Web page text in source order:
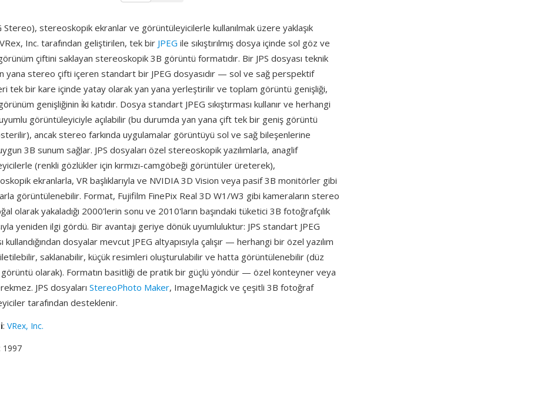
Stereo), stereoskopik ekranlar ve görüntüleyicilerle kullanılmak üzere yaklaşık
Inc. tarafından geliştirilen, tek bir JPEG ile sıkıştırılmış dosya içinde sol göz ve
çiftini saklayan stereoskopik 3B görüntü formatıdır. Bir JPS dosyası teknik
yana stereo çifti içeren standart bir JPEG dosyasıdır — sol ve sağ perspektif
tek bir kare içinde yatay olarak yan yana yerleştirilir ve toplam görüntü genişliği,
genişliğinin i̇ki katıdır. Dosya standart JPEG sıkıştırması kullanır ve herhangi
görüntüleyiciyle açılabilir (bu durumda yan yana çift tek bir geniş görüntü
ancak stereo farkında uygulamalar görüntüyü sol ve sağ bileşenlerine
3B sunum sağlar. JPS dosyaları özel stereoskopik yazılımlarla, anaglif
(renkli gözlükler için kırmızı-camgöbeği görüntüler üreterek),
ekranlarla, VR başlıklarıyla ve NVIDIA 3D Vision veya pasif 3B monitörler gibi
görüntülenebilir. Format, Fujifilm FinePix Real 3D W1/W3 gibi kameraların stereo
olarak yakaladığı 2000'lerin sonu ve 2010'ların başındaki tüketici 3B fotoğrafçılık
yeniden ilgi gördü. Bir avantajı geriye dönük uyumluluktur: JPS standart JPEG
kullandığından dosyalar mevcut JPEG altyapısıyla çalışır — herhangi bir özel yazılım
saklanabilir, küçük resimleri oluşturulabilir ve hatta görüntülenebilir (düz
görüntü olarak). Formatın basitliği de pratik bir güçlü yöndür — özel konteyner veya
JPS dosyaları StereoPhoto Maker, ImageMagick ve çeşitli 3B fotoğraf
tarafından desteklenir.
: VRex, Inc.
: 1997